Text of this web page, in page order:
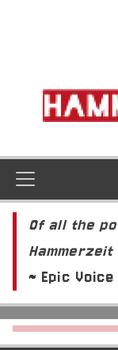
Of all the
~ Epic Voice